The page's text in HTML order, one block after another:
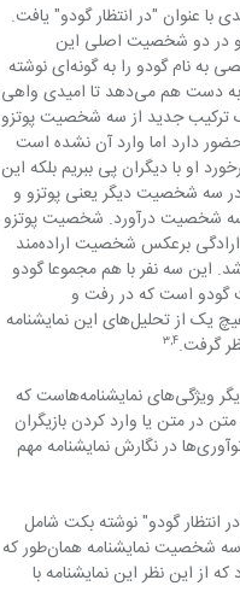
ایرلندی با عنوان "در انتظار گودو" یافت.
او در دو شخصیت اصلی این
نمایشنامه به نام‌های استراگون و ولادیمیر انتظار پوچ و بی‌نتیجه برای آمدن شخصی به نام گودو را به گونه‌ای نوشته
که هر دفعه که این دو نفر از آمدن گودو ناامید می‌شوند، سلسله عواملی دست به دست هم می‌دهد تا امیدی واهی
یک ترکیب جدید از سه شخصیت پوتزو
این نمایشنامه حضور دارد اما وارد آن نشده است
او با دیگران پی ببریم بلکه این
سه شخصیت دیگر یعنی پوتزو و
سه شخصیت درآورد. شخصیت پوتزو
از نظر بی‌رحمی با گودو هم‌خوانی و مطابقت دارد ولی شخصیت لاکی از نظر بی‌ارادگی برعکس شخصیت اراده‌مند
و شخصیت امیدبخش پسر مکمل شخصیت انتظاردهنده گودو می‌باشد. این سه نفر با هم مجموعا گودو
گودو است که در رفت و
برگشت‌های مستمر به ذهن مخاطب منتقل می‌شوند. این نوع نگاه به گودو در هیچ یک از تحلیل‌های این نمایشنامه
گرفت. ۳,۴
نوع دوم از نوآوری در نگارش نمایشنامه با ایجاد تغییر در فرم و ساختار متن از دیگر ویژگی‌های نمایشنامه‌هاست که
وارد کردن متن در متن یا وارد کردن بازیگران
نمایش در متن‌های پی‌در‌پی نمایشنامه و خارج کردنشان از آنها نیز همانند  سایر نوآوری‌ها در نگارش نمایشنامه مهم
انتظار گودو" نوشته بکت شامل
این نوع نوآوری نیز می‌باشد زیرا حذف یک شخصیت (گودو) و گنجاندن آن در سه شخصیت نمایشنامه همان‌طور که
توضیح دادم یک عنصر جدید در نمایشنامه‌نویسی محسوب می‌شود که از این نظر این نمایشنامه با